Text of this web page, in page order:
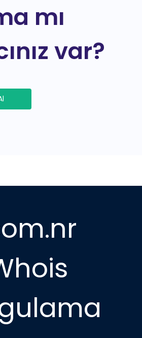
mı
var?